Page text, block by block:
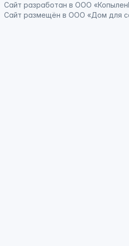
Сайт разработан в ООО
Сайт размещён в ООО «Дом для